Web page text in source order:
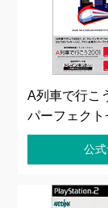
A列車で行こ
パーフェクト
公式